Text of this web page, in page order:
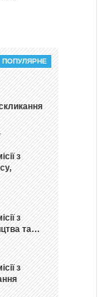
з
з
та…
з